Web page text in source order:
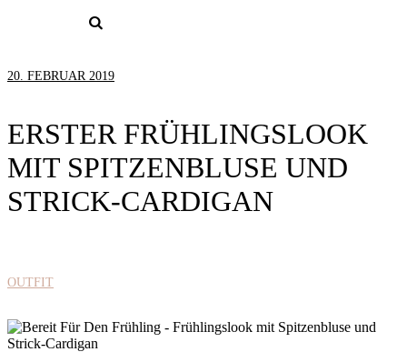
20. FEBRUAR 2019
ERSTER FRÜHLINGSLOOK
MIT SPITZENBLUSE UND
STRICK-CARDIGAN
OUTFIT